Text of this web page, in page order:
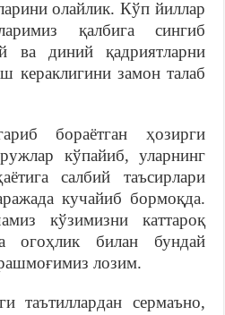
олайлик. Кўп йиллар
қалбига сингиб
ва диний қадриятларни
кераклигини замон талаб
бораётган ҳозирги
кўпайиб, уларнинг
салбий таъсирлари
кучайиб бормоқда.
кўзимизни каттароқ
огоҳлик билан бундай
лозим.
таътиллардан сермаъно,